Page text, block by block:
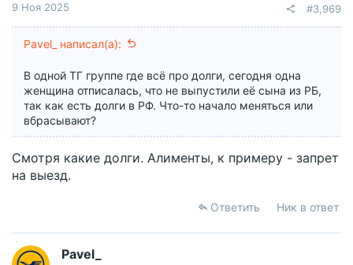
9 Ноя 2025 #3,969
Pavel_ написал(а):
В одной ТГ группе где всё про долги, сегодня одна
женщина отписалась, что не выпустили её сына из РБ,
так как есть долги в РФ. Что-то начало меняться или
вбрасывают?
Смотря какие долги. Алименты, к примеру - запрет
на выезд.
Ответить Ник в ответ
Pavel_